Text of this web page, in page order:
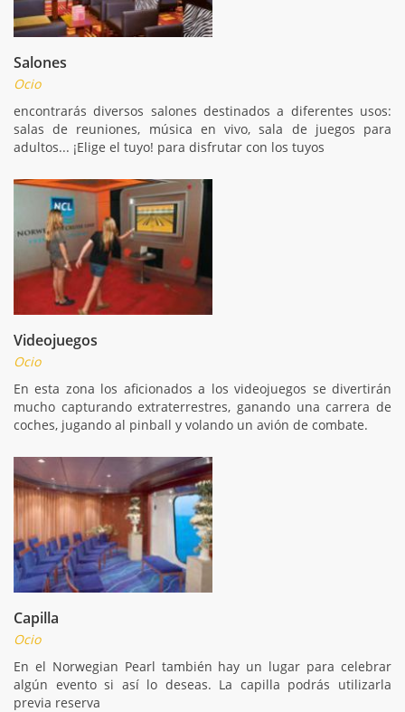
Salones
Ocio
encontrarás diversos salones destinados a diferentes usos:
salas de reuniones, música en vivo, sala de juegos para
adultos... ¡Elige el tuyo! para disfrutar con los tuyos
Videojuegos
Ocio
En esta zona los aficionados a los videojuegos se divertirán
mucho capturando extraterrestres, ganando una carrera de
coches, jugando al pinball y volando un avión de combate.
Capilla
Ocio
En el Norwegian Pearl también hay un lugar para celebrar
algún evento si así lo deseas. La capilla podrás utilizarla
previa reserva